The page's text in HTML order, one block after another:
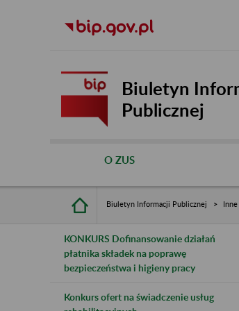
Biuletyn
Publicznej
O ZUS
Biuletyn Informacji Publicznej Inne
KONKURS Dofinansowanie działań
płatnika składek na poprawę
bezpieczeństwa i higieny pracy
Konkurs ofert na świadczenie usług